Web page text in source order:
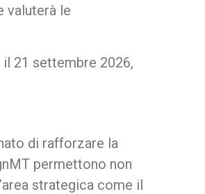
valuterà le
21 settembre 2026,
di rafforzare la
permettono non
strategica come il